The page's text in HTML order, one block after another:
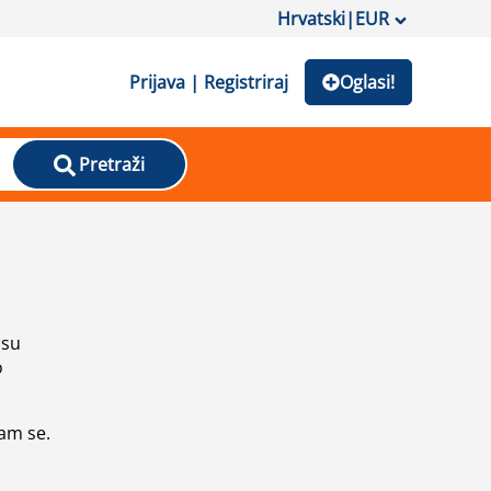
Hrvatski|EUR
Prijava | Registriraj Oglasi!
Pretraži
se.